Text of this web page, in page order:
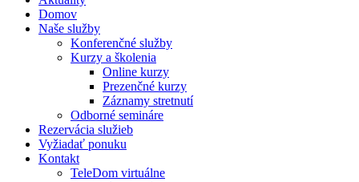
Domov
Naše služby
Konferenčné služby
Kurzy a školenia
Online kurzy
Prezenčné kurzy
Záznamy stretnutí
Odborné semináre
Rezervácia služieb
Vyžiadať ponuku
Kontakt
TeleDom virtuálne